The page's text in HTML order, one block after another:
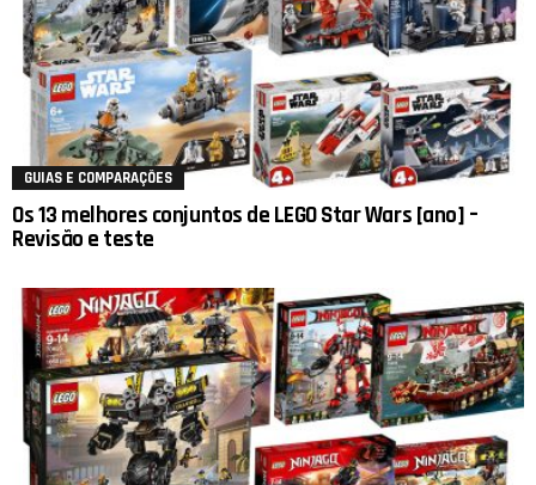
GUIAS E COMPARAÇÕES
Os 13 melhores conjuntos de LEGO Star Wars [ano] –
Revisão e teste